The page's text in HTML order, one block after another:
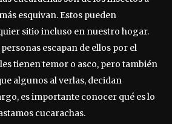
esquivan. Estos pueden
sitio incluso en nuestro hogar.
escapan de ellos por el
tienen temor o asco, pero también
algunos al verlas, decidan
es importante conocer qué es lo
cucarachas.